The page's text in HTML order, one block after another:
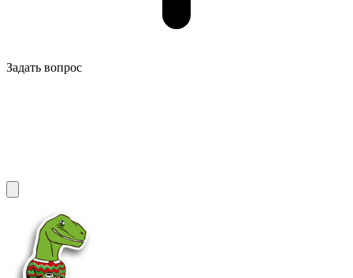
Задать вопрос